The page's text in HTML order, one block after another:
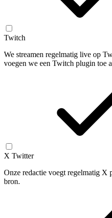
Twitch
We streamen regelmatig live op
voegen we een Twitch plugin toe
X Twitter
Onze redactie voegt regelmatig X
bron.